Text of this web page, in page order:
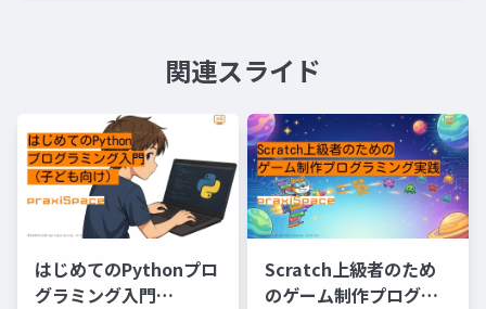
関連スライド
はじめてのPythonプロ
グラミング入門
Scratch上級者のため
のゲーム制作プログラ